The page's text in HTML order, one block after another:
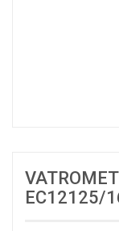
EC12125/